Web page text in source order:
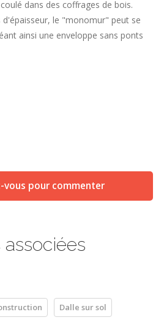
dans des coffrages de bois.
le "monomur" peut se
ainsi une enveloppe sans ponts
vous pour commenter
Dalle sur sol